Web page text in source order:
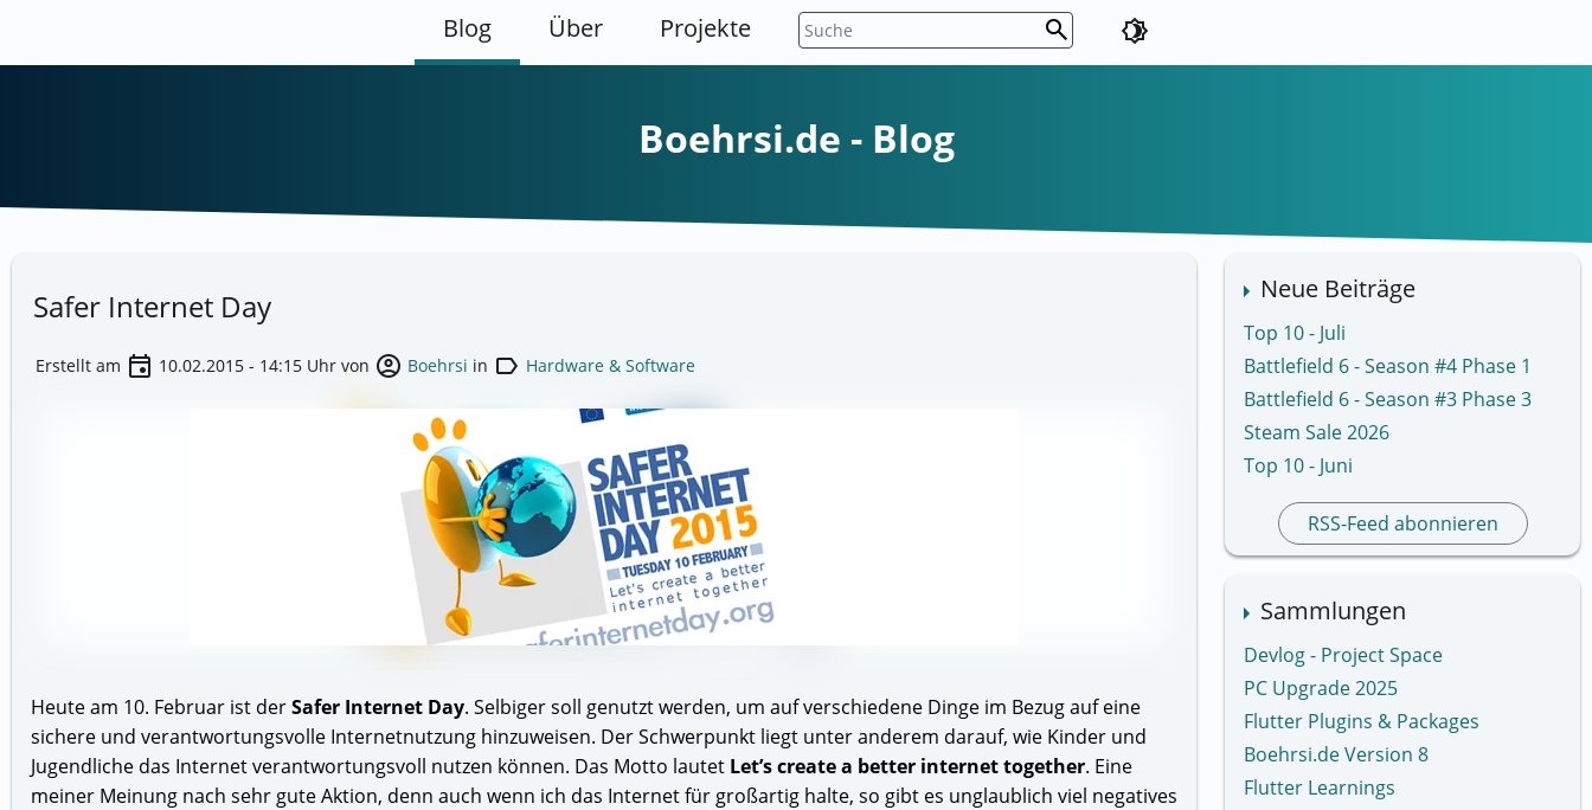
Blog Über Projekte search brightness_4
Boehrsi.de - Blog
Neue Beiträge
Top 10 - Juli
Battlefield 6 - Season #4 Phase 1
Battlefield 6 - Season #3 Phase 3
Steam Sale 2026
Top 10 - Juni
RSS-Feed abonnieren
Sammlungen
Devlog - Project Space
PC Upgrade 2025
Flutter Plugins & Packages
Boehrsi.de Version 8
Flutter Learnings
Safer Internet Day
Erstellt am event 10.02.2015 - 14:15 Uhr von account_circle Boehrsi in label Hardware & Software
Heute am 10. Februar ist derSafer Internet Day. Selbiger soll genutzt werden, um auf verschiedene Dinge im Bezug auf eine
sichere und verantwortungsvolle Internetnutzung hinzuweisen. Der Schwerpunkt liegt unter anderem darauf, wie Kinder und
Jugendliche das Internet verantwortungsvoll nutzen können. Das Motto lautet Let’s create a better internet together. Eine
meiner Meinung nach sehr gute Aktion, denn auch wenn ich das Internet für großartig halte, so gibt es unglaublich viel negatives